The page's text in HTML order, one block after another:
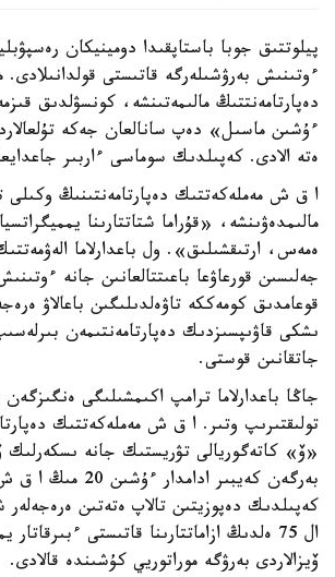
پيلوتتىق جوبا باستاپقىدا دومينيكان
ءوتىنىش بەرۋشىلەرگە قاتىستى قولدانىلادى.
دەپارتامەنتتىڭ مالىمەتىنشە، كونسۋلدىق
ءۇشىن ماسىل» دەپ سانالعان جەكە
ەتە الادى. كەپىلدىك سوماسى ءاربىر
ا ق ش مەملەكەتتىك دەپارتامەنتىنىڭ وكىلى
مالىمدەۋىنشە، «قۇراما شتاتتارىنا
ەمەس، ارتىقشىلىق». ول باعدارلاما
جەلىسىن قورعاۋعا باعىتتالعانىن جانە
قوعامدىق كومەككە تاۋەلدىلىگىن باعالاۋ
ىشكى قاۋىپسىزدىك دەپارتامەنتىمەن
جاتقانىن قوستى.
جاڭا باعدارلاما ترامپ اكىمشىلىگى
تولىقتىرىپ وتىر. ا ق ش مەملەكەتتىك
«ۆ» كاتەگوريالى تۋريستىك جانە ىسكەرلىك
بەرگەن كەيبىر
كەپىلدىك دەپوزيتىن تالاپ ەتەتىن ەرەجەلەر
ال 75 ەلدىڭ ازاماتتارىنا قاتىستى
ۆيزالاردى بەرۋگە موراتوريي كۇشىندە قالادى.